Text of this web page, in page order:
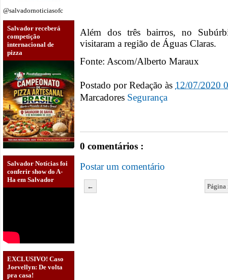
@salvadornoticiasofc
Salvador receberá
competição
internacional de
pizza
Salvador Notícias foi
conferir show do A-
Ha em Salvador
EXCLUSIVO! Caso
Joevellyn: De volta
pra casa!
Além dos três bairros, no
visitaram a região de Águas Claras.
Fonte: Ascom/Alberto Maraux
Postado porRedação às 12/07/2020
Marcadores Segurança
0 comentários :
Postar um comentário
←